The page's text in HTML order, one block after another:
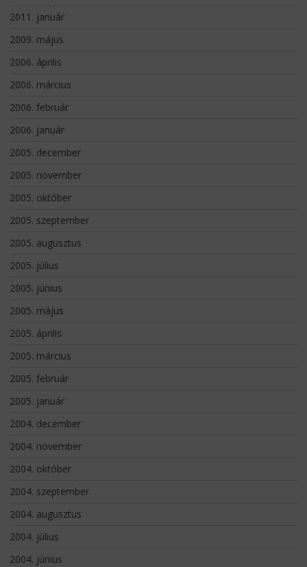
2011. január
2009. május
2006. április
2006. március
2006. február
2006. január
2005. december
2005. november
2005. október
2005. szeptember
2005. augusztus
2005. július
2005. június
2005. május
2005. április
2005. március
2005. február
2005. január
2004. december
2004. november
2004. október
2004. szeptember
2004. augusztus
2004. július
2004. június